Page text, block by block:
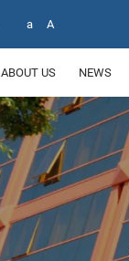
a A
ABOUT US NEWS